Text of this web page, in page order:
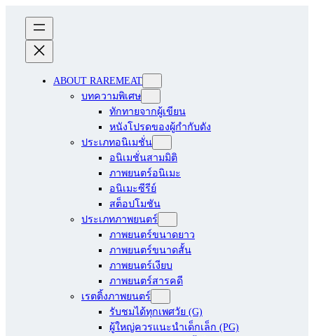
ABOUT RAREMEAT
บทความพิเศษ
ทักทายจากผู้เขียน
หนังโปรดของผู้กำกับดัง
ประเภทอนิเมชั่น
อนิเมชั่นสามมิติ
ภาพยนตร์อนิเมะ
อนิเมะซีรีย์
สต็อปโมชัน
ประเภทภาพยนตร์
ภาพยนตร์ขนาดยาว
ภาพยนตร์ขนาดสั้น
ภาพยนตร์เงียบ
ภาพยนตร์สารคดี
เรตติ้งภาพยนตร์
รับชมได้ทุกเพศวัย (G)
ผู้ใหญ่ควรแนะนำเด็กเล็ก (PG)